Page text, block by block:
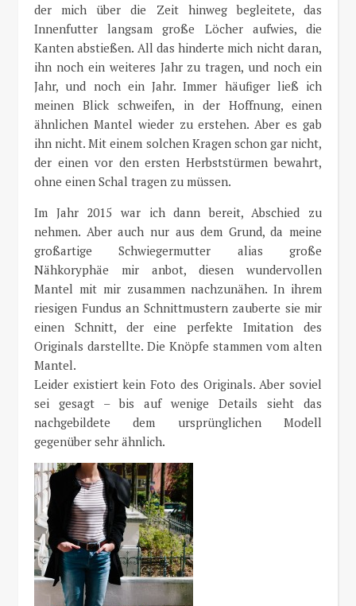
der mich über die Zeit hinweg begleitete, das
Innenfutter langsam große Löcher aufwies, die
Kanten abstießen. All das hinderte mich nicht daran,
ihn noch ein weiteres Jahr zu tragen, und noch ein
Jahr, und noch ein Jahr. Immer häufiger ließ ich
meinen Blick schweifen, in der Hoffnung, einen
ähnlichen Mantel wieder zu erstehen. Aber es gab
ihn nicht. Mit einem solchen Kragen schon gar nicht,
der einen vor den ersten Herbststürmen bewahrt,
ohne einen Schal tragen zu müssen.
Im Jahr 2015 war ich dann bereit, Abschied zu
nehmen. Aber auch nur aus dem Grund, da meine
großartige Schwiegermutter alias große
Nähkoryphäe mir anbot, diesen wundervollen
Mantel mit mir zusammen nachzunähen. In ihrem
riesigen Fundus an Schnittmustern zauberte sie mir
einen Schnitt, der eine perfekte Imitation des
Originals darstellte. Die Knöpfe stammen vom alten
Mantel.
Leider existiert kein Foto des Originals. Aber soviel
sei gesagt – bis auf wenige Details sieht das
nachgebildete dem ursprünglichen Modell
gegenüber sehr ähnlich.